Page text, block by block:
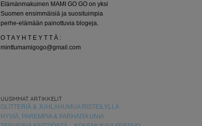
Elämänmakuinen MAMI GO GO on yksi
Suomen ensimmäisiä ja suosituimpia
perhe-elämään painottuvia blogeja.
O T A Y H T E Y T T Ä :
minttumamigogo@gmail.com
UUSIMMAT ARTIKKELIT
GLITTERIÄ & JUHLAHUMUA RISTEILYLLÄ
HYVIÄ, PAREMPIA & PARHAITA UNIA